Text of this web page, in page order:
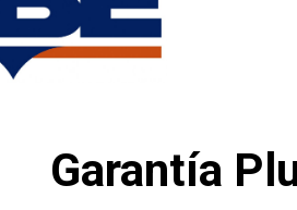
Garantía Plus
Garantía